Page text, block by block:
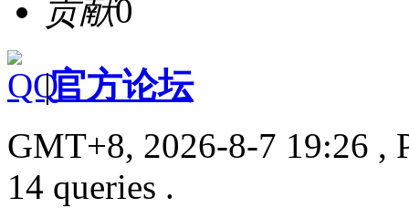
贡献0
|官方论坛
GMT+8, 2026-8-7 19:26 ,
14 queries .